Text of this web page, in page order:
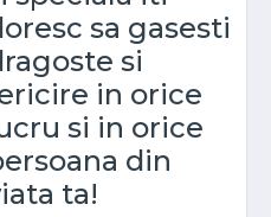
sa gasesti
si
in orice
si in orice
din
ta!